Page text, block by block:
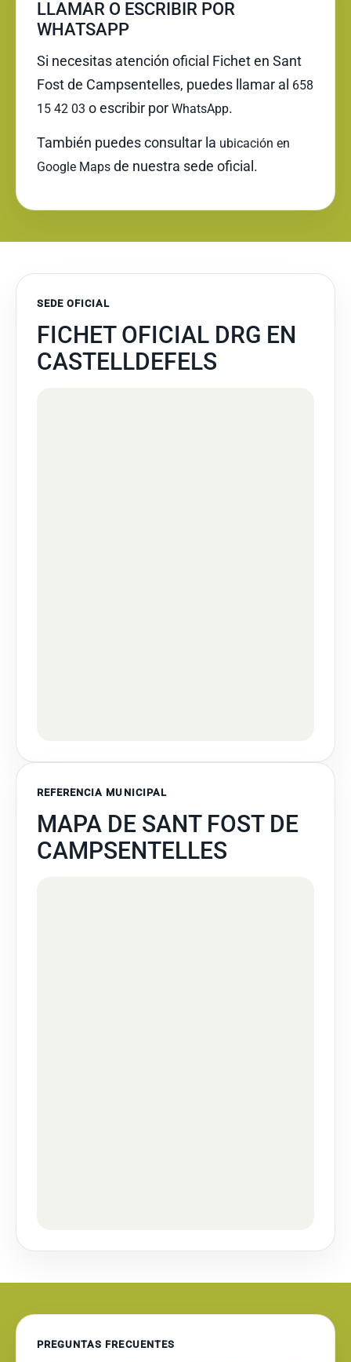
LLAMAR O ESCRIBIR POR
WHATSAPP
Si necesitas atención oficial Fichet en Sant
Fost de Campsentelles, puedes llamar al 658
15 42 03 o escribir por WhatsApp.
También puedes consultar la ubicación en
Google Maps de nuestra sede oficial.
SEDE OFICIAL
FICHET OFICIAL DRG EN
CASTELLDEFELS
REFERENCIA MUNICIPAL
MAPA DE SANT FOST DE
CAMPSENTELLES
PREGUNTAS FRECUENTES